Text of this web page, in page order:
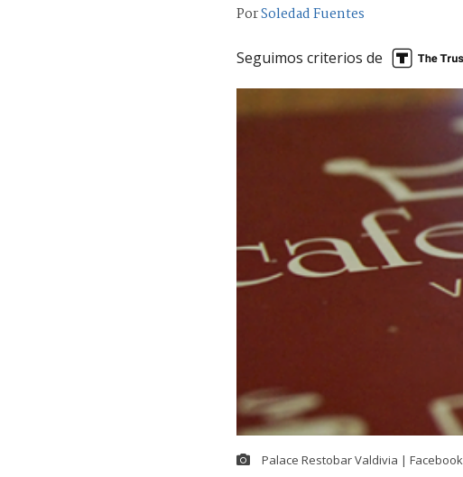
PorSoledad Fuentes
Seguimos criterios de
Palace Restobar Valdivia | Facebook